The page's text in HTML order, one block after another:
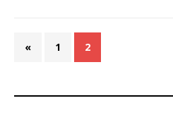
« 1 2